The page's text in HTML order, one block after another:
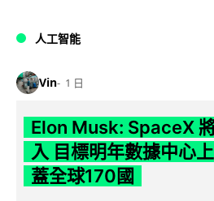
人工智能
Vin 1 日
Elon Musk: SpaceX
入 目標明年數據中心
蓋全球170國